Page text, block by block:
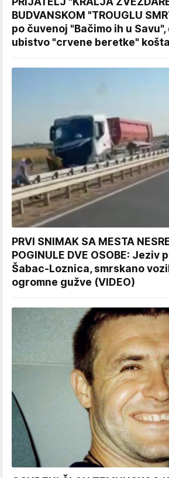
BUDVANSKOM "TROUGLU
po čuvenoj "Bačimo ih u Savu",
ubistvo "crvene beretke"
PRVI SNIMAK SA MESTA
POGINULE DVE OSOBE: Jeziv
Šabac-Loznica, smrskano
ogromne gužve (VIDEO)